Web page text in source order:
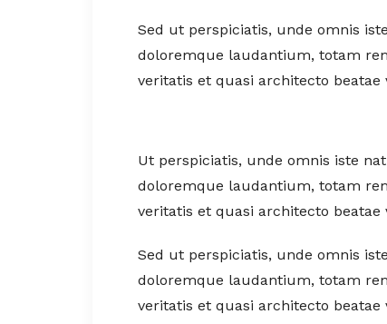
Sed ut perspiciatis, unde omnis
doloremque laudantium, totam
veritatis et quasi architecto beatae
Ut perspiciatis, unde omnis iste
doloremque laudantium, totam
veritatis et quasi architecto beatae
Sed ut perspiciatis, unde omnis
doloremque laudantium, totam
veritatis et quasi architecto beatae